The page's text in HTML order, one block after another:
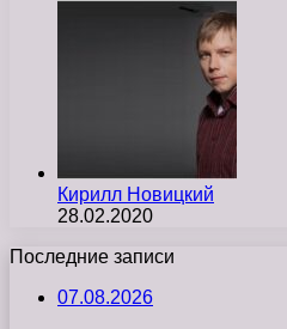
Кирилл Новицкий
28.02.2020
Последние записи
07.08.2026